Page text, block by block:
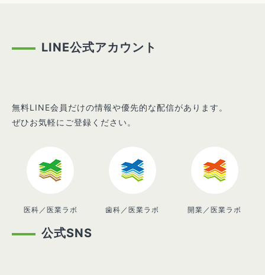
LINE公式アカウント
無料LINE会員だけの情報や優先的な配信があります。
ぜひお気軽にご登録ください。
医科／医業ラボ 歯科／医業ラボ 開業／医業ラボ
公式SNS